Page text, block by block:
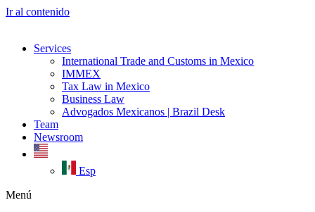
Ir al contenido
Services
International Trade and Customs in Mexico
IMMEX
Tax Law in Mexico
Business Law
Advogados Mexicanos | Brazil Desk
Team
Newsroom
Esp
Menú